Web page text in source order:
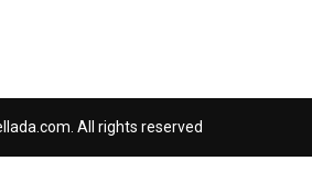
All rights reserved